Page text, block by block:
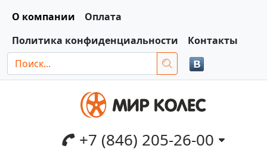
О компании
Оплата
Политика конфиденциальности
Контакты
+7 (846) 205-26-00